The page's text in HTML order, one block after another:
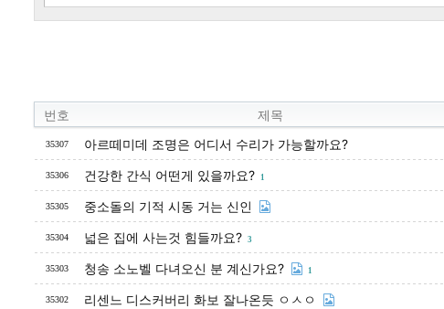
번호 제목
35307 아르떼미데 조명은 어디서 수리가 가능할까요?
35306 건강한 간식 어떤게 있을까요? 1
35305 중소돌의 기적 시동 거는 신인
35304 넓은 집에 사는것 힘들까요? 3
35303 청송 소노벨 다녀오신 분 계신가요? 1
35302 리센느 디스커버리 화보 잘나온듯 ㅇㅅㅇ